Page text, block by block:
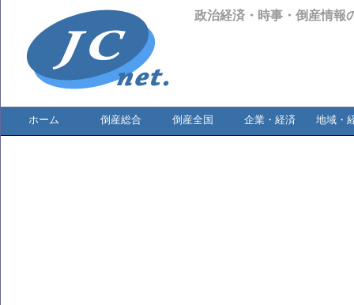
政治経済・時事・倒産情報
ホーム 倒産総合 倒産全国 企業・経済 地域・